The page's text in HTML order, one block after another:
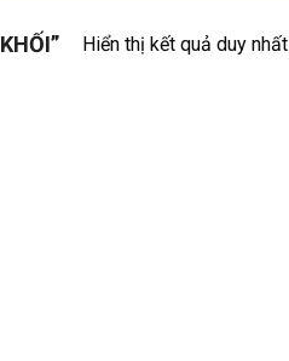
Hiển thị kết quả duy nhất